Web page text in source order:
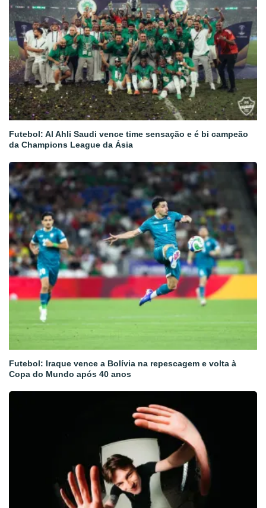
Futebol: Al Ahli Saudi vence time sensação e é bi campeão
da Champions League da Ásia
Futebol: Iraque vence a Bolívia na repescagem e volta à
Copa do Mundo após 40 anos